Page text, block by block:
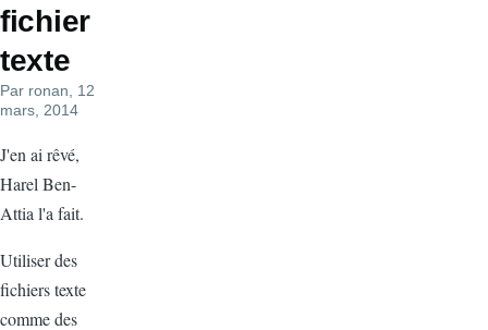
fichier
texte
Par ronan , 12
mars, 2014
J'en ai rêvé,
Harel Ben-
Attia l'a fait.
Utiliser des
fichiers texte
comme des